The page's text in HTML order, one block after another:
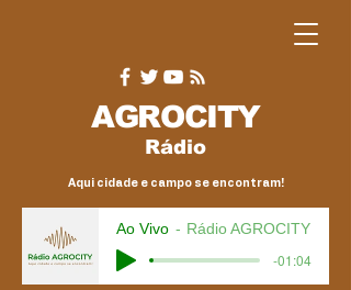
AGROCITY
Rádio
Aqui cidade e campo se encontram!
Ao Vivo Rádio AGROCITY
-01:04